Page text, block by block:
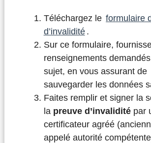
Téléchargez le formulaire
d’invalidité .
Sur ce formulaire,
renseignements
sujet, en vous assurant de
sauvegarder les données
Faites remplir et signer la
la preuve d’invaliditépar
certificateur agréé
appelé autorité